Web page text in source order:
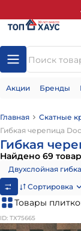
Акции Бренды
Главная Скатные
Гибкая черепица
Гибкая
Найдено 69
Двухслойная
Сортировка
Товары
ID: ТХ75665